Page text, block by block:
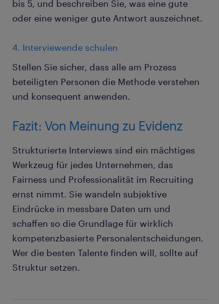
bis 5, und beschreiben Sie, was eine gute
oder eine weniger gute Antwort auszeichnet.
4. Interviewende schulen
Stellen Sie sicher, dass alle am Prozess
beteiligten Personen die Methode verstehen
und konsequent anwenden.
Fazit: Von Meinung zu Evidenz
Strukturierte Interviews sind ein mächtiges
Werkzeug für jedes Unternehmen, das
Fairness und Professionalität im Recruiting
ernst nimmt. Sie wandeln subjektive
Eindrücke in messbare Daten um und
schaffen so die Grundlage für wirklich
kompetenzbasierte Personalentscheidungen.
Wer die besten Talente finden will, sollte auf
Struktur setzen.